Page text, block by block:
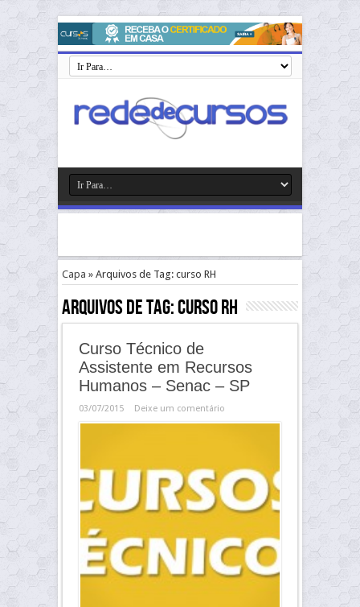
Capa » Arquivos de Tag: curso RH
Arquivos de Tag:curso RH
Curso Técnico de
Assistente em Recursos
Humanos – Senac – SP
03/07/2015 Deixe um comentário